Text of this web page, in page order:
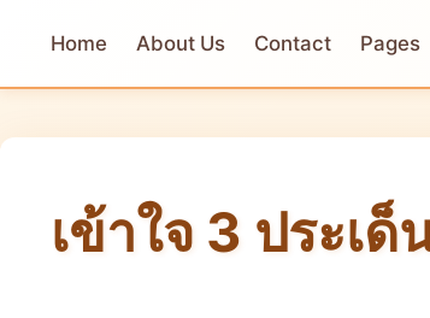
Home About Us Contact Pages
เข้าใจ 3 ประเ